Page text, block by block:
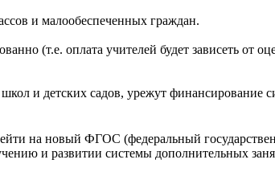
и малообеспеченных граждан.
(т.е. оплата учителей будет зависеть от
и детских садов, урежут финансирование
на новый ФГОС (федеральный
и развитии системы дополнительных